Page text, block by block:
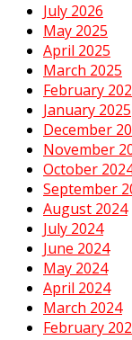
July 2026
May 2025
April 2025
March 2025
February
January 2025
December
November
October
September
August 2024
July 2024
June 2024
May 2024
April 2024
March 2024
February